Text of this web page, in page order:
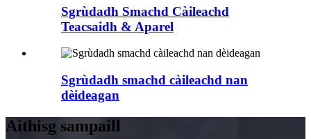
Sgrùdadh Smachd Càileachd
Teacsaidh & Aparel
Sgrùdadh smachd càileachd nan
dèideagan
Aithisg sampaill